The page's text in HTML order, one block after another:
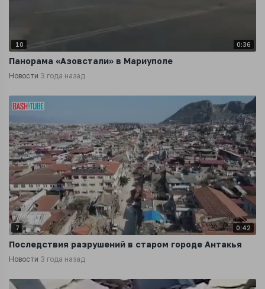
10 0:36
Панорама «Азовстали» в Мариуполе
Новости 3 года назад
7 0:42
Последствия разрушений в старом городе Антакья
Новости 3 года назад